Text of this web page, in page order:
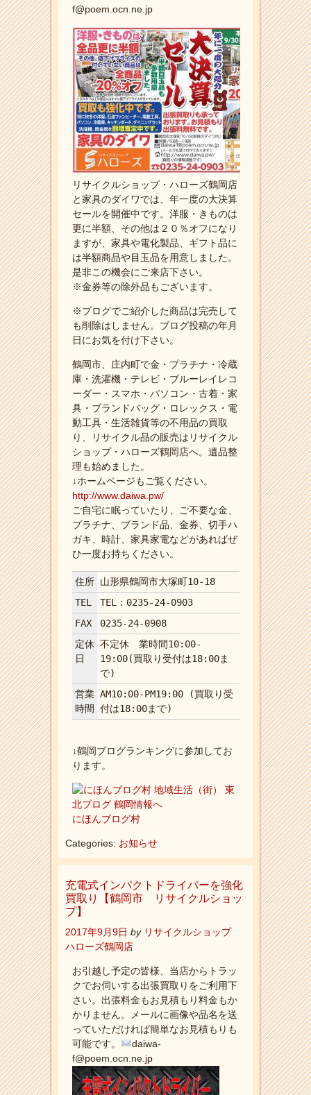
f@poem.ocn.ne.jp
リサイクルショップ・ハローズ鶴岡店
と家具のダイワでは、年一度の大決算
セールを開催中です。洋服・きものは
更に半額、その他は２０％オフになり
ますが、家具や電化製品、ギフト品に
は半額商品や目玉品を用意しました。
是非この機会にご来店下さい。
※金券等の除外品もございます。
※ブログでご紹介した商品は完売して
も削除はしません。ブログ投稿の年月
日にお気を付け下さい。
鶴岡市、庄内町で金・プラチナ・冷蔵
庫・洗濯機・テレビ・ブルーレイレコ
ーダー・スマホ・パソコン・古着・家
具・ブランドバッグ・ロレックス・電
動工具・生活雑貨等の不用品の買取
り、リサイクル品の販売はリサイクル
ショップ・ハローズ鶴岡店へ。遺品整
理も始めました。
↓ホームページもご覧ください。
http://www.daiwa.pw/
ご自宅に眠っていたり、ご不要な金、
プラチナ、ブランド品、金券、切手ハ
ガキ、時計、家具家電などがあればぜ
ひ一度お持ちください。
住所 山形県鶴岡市大塚町10-18
TEL
TEL：0235-24-0903
FAX
0235-24-0908
定休
日
不定休 業時間10:00-
19:00(買取り受付は18:00ま
で)
営業
時間
AM10:00-PM19:00 (買取り受
付は18:00まで)
↓鶴岡ブログランキングに参加してお
ります。
にほんブログ村
Categories: お知らせ
充電式インパクトドライバーを強化
買取り【鶴岡市 リサイクルショッ
プ】
2017年9月9日 by リサイクルショップ
ハローズ鶴岡店
お引越し予定の皆様、当店からトラッ
クでお伺いする出張買取りをご利用下
さい。出張料金もお見積もり料金もか
かりません。メールに画像や品名を送
っていただければ簡単なお見積もりも
可能です。
daiwa-
f@poem.ocn.ne.jp